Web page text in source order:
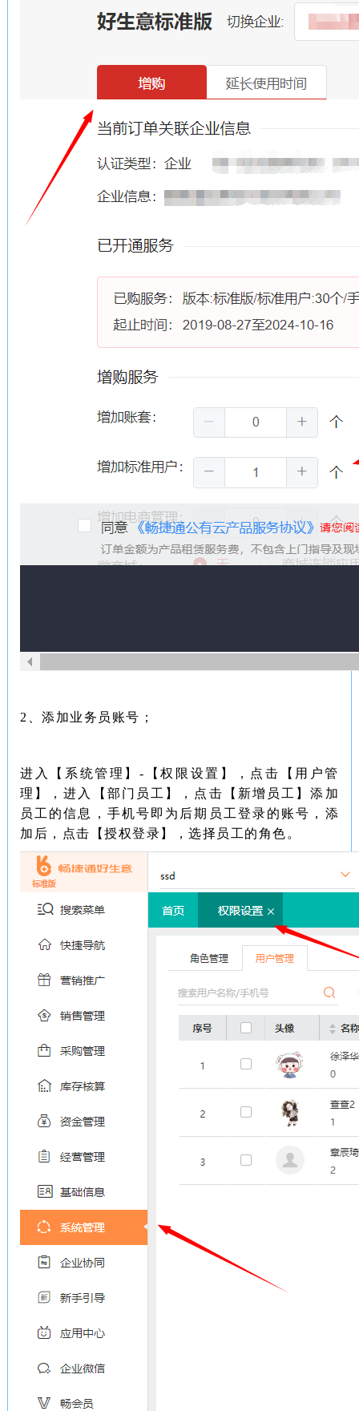
2、添加业务员账号；
进入【系统管理】-【权限设置】，点击【用户管
理】，进入【部门员工】，点击【新增员工】添加
员工的信息，手机号即为后期员工登录的账号，添
加后，点击【授权登录】，选择员工的角色。